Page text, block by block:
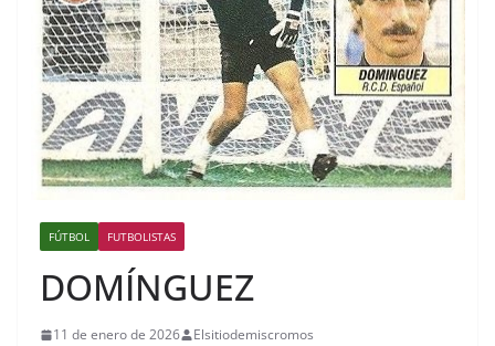
FÚTBOL FUTBOLISTAS
DOMÍNGUEZ
11 de enero de 2026 Elsitiodemiscromos